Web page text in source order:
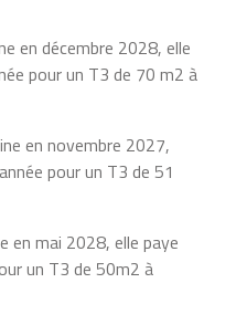
en décembre 2028, elle
pour un T3 de 70 m2 à
en novembre 2027,
pour un T3 de 51
en mai 2028, elle paye
un T3 de 50m2 à